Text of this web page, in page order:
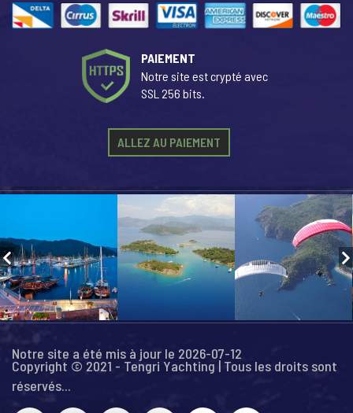
PAIEMENT
Notre site est crypté avec
SSL 256 bits.
ALLEZ AU PAIEMENT
Notre site a été mis à jour le 2026-07-12
Copyright © 2021 - Tengri Yachting | Tous les droits sont
réservés...